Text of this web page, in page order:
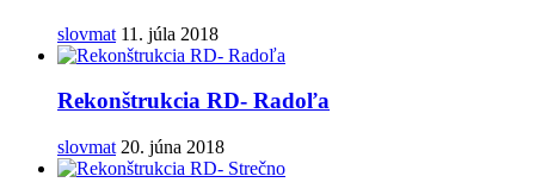
slovmat 11. júla 2018
Rekonštrukcia RD- Radoľa
slovmat 20. júna 2018